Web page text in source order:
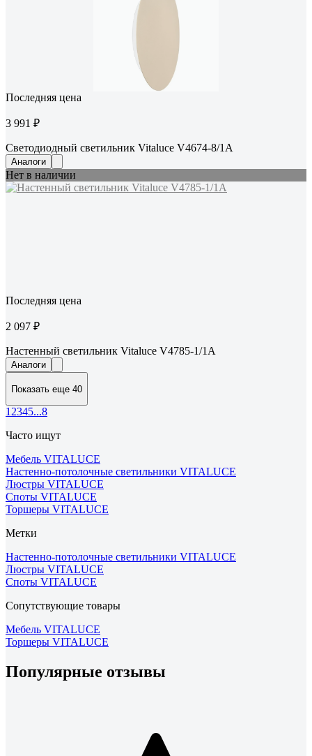
Последняя цена
3 991 ₽
Светодиодный светильник Vitaluce V4674-8/1A
Аналоги
Нет в наличии
Последняя цена
2 097 ₽
Настенный светильник Vitaluce V4785-1/1A
Аналоги
Показать еще 40
1 2345...8
Часто ищут
Мебель VITALUCE
Настенно-потолочные светильники VITALUCE
Люстры VITALUCE
Споты VITALUCE
Торшеры VITALUCE
Метки
Настенно-потолочные светильники VITALUCE
Люстры VITALUCE
Споты VITALUCE
Сопутствующие товары
Мебель VITALUCE
Торшеры VITALUCE
Популярные отзывы